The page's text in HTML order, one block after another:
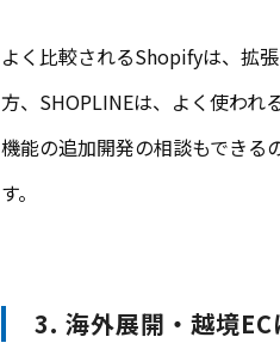
よく比較されるShopifyは、拡
方、SHOPLINEは、よく使われ
機能の追加開発の相談もできるの
す。
3. 海外展開・越境EC